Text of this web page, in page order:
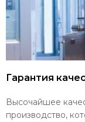
Гарантия
Высочайшее
производство,